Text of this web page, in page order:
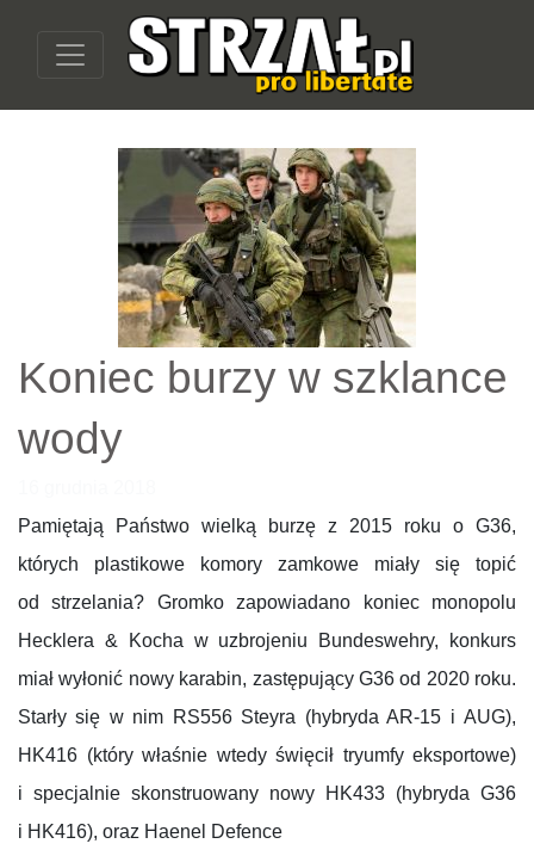
Koniec burzy w szklance
wody
Pamiętają Państwo wielką burzę z 2015 roku o G36,
których plastikowe komory zamkowe miały się topić
od strzelania? Gromko zapowiadano koniec monopolu
Hecklera & Kocha w uzbrojeniu Bundeswehry, konkurs
miał wyłonić nowy karabin, zastępujący G36 od 2020 roku.
Starły się w nim RS556 Steyra (hybryda AR-15 i AUG),
HK416 (który właśnie wtedy święcił tryumfy eksportowe)
i specjalnie skonstruowany nowy HK433 (hybryda G36
i HK416), oraz Haenel Defence